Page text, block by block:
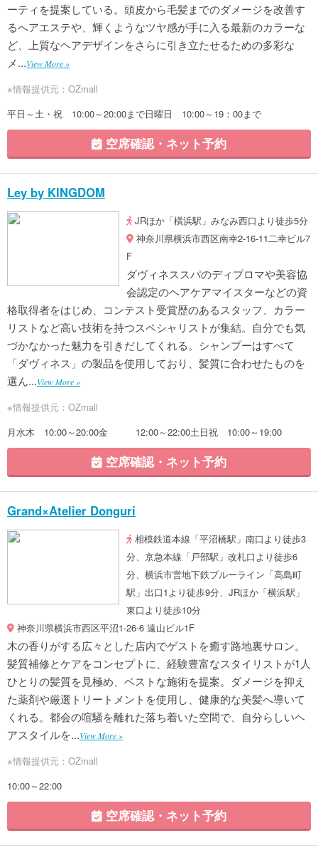
ーティを提案している。頭皮から毛髪までのダメージを改善す
るへアエステや、輝くようなツヤ感が手に入る最新のカラーな
ど、上質なヘアデザインをさらに引き立たせるための多彩な
メ...View More »
※情報提供元：OZmall
平日～土・祝 10:00～20:00まで日曜日 10:00～19：00まで
空席確認・ネット予約
Ley by KINGDOM
JRほか「橫浜駅」みなみ西口より徒歩5分
神奈川県横浜市西区南幸2-16-11二幸ビル7
F
ダヴィネススパのディプロマや美容協
会認定のヘアケアマイスターなどの資
格取得者をはじめ、コンテスト受賞歴のあるスタッフ、カラー
リストなど高い技術を持つスペシャリストが集結。自分でも気
づかなかった魅力を引きだしてくれる。シャンプーはすべて
「ダヴィネス」の製品を使用しており、髪質に合わせたものを
選ん...View More »
※情報提供元：OZmall
月水木 10:00～20:00金 12:00～22:00土日祝 10:00～19:00
空席確認・ネット予約
Grand×Atelier Donguri
相模鉄道本線「平沼橋駅」南口より徒歩3
分、京急本線「戸部駅」改札口より徒歩6
分、横浜市営地下鉄ブルーライン「高島町
駅」出口1より徒歩9分、JRほか「横浜駅」
東口より徒歩10分
神奈川県横浜市西区平沼1-26-6 遠山ビル1F
木の香りがする広々とした店内でゲストを癒す路地裏サロン。
髪質補修とケアをコンセプトに、経験豊富なスタイリストが1人
ひとりの髪質を見極め、ベストな施術を提案。ダメージを抑え
た薬剤や厳選トリートメントを使用し、健康的な美髪へ導いて
くれる。都会の喧騒を離れた落ち着いた空間で、自分らしいヘ
アスタイルを...View More »
※情報提供元：OZmall
10:00～22:00
空席確認・ネット予約